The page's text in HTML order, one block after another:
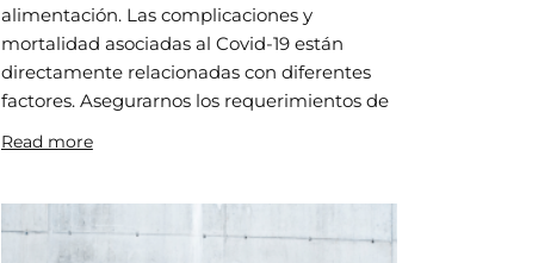
alimentación. Las complicaciones y
mortalidad asociadas al Covid-19 están
directamente relacionadas con diferentes
factores. Asegurarnos los requerimientos de
Read more